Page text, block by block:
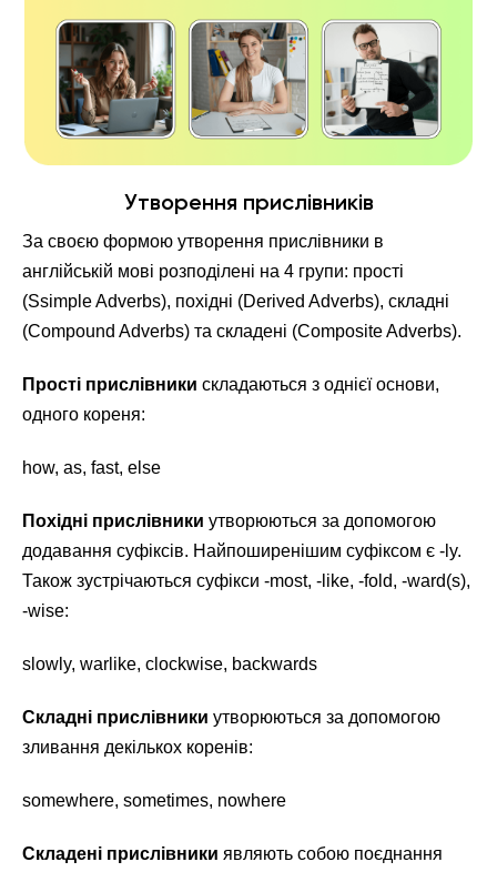
Утворення прислівників
За своєю формою утворення прислівники в
англійській мові розподілені на 4 групи: прості
(Ssimple Adverbs), похідні (Derived Adverbs), складні
(Compound Adverbs) та складені (Composite Adverbs).
Прості прислівники складаються з однієї основи,
одного кореня:
how, as, fast, else
Похідні прислівники утворюються за допомогою
додавання суфіксів. Найпоширенішим суфіксом є -ly.
Також зустрічаються суфікси -most, -like, -fold, -ward(s),
-wise:
slowly, warlike, clockwise, backwards
Складні прислівники утворюються за допомогою
зливання декількох коренів:
somewhere, sometimes, nowhere
Складені прислівники являють собою поєднання